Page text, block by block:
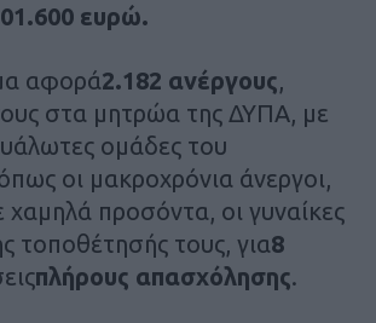
ευρώ.
αφορά2.182 ανέργους,
στα μητρώα της ΔΥΠΑ, με
ομάδες του
οι μακροχρόνια άνεργοι,
χαμηλά προσόντα, οι γυναίκες
τοποθέτησής τους, για8
πλήρους απασχόλησης.